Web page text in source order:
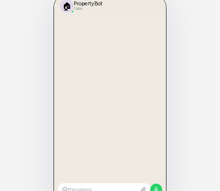
🏠 PropertyBot
Online
Messaggio